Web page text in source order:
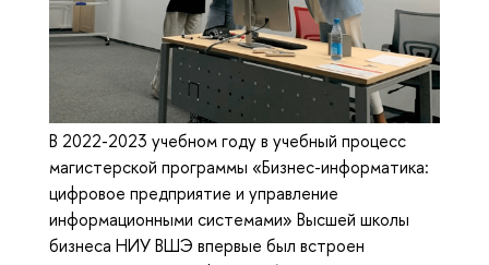
В 2022-2023 учебном году в учебный процесс
магистерской программы «Бизнес-информатика:
цифровое предприятие и управление
информационными системами» Высшей школы
бизнеса НИУ ВШЭ впервые был встроен